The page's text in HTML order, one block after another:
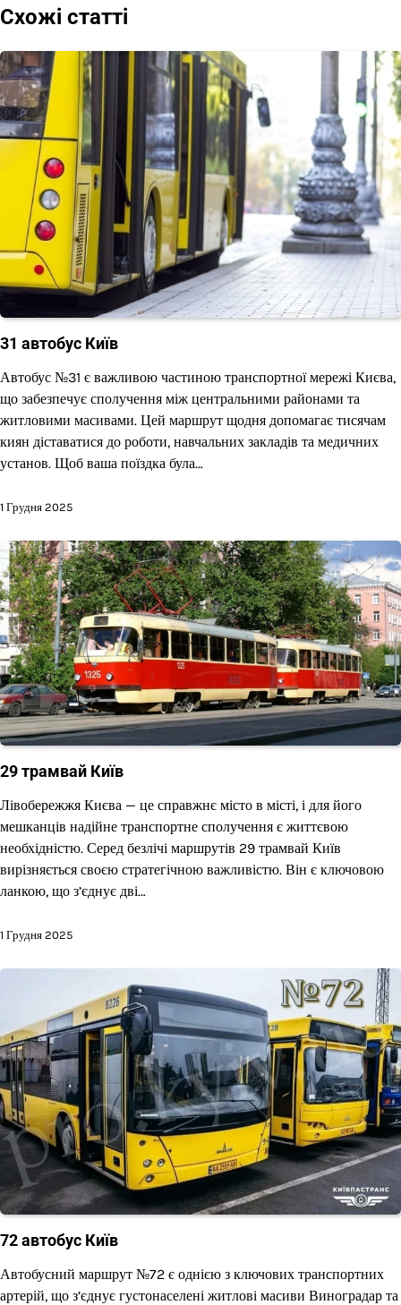
записів
Схожі статті
31 автобус Київ
Автобус №31 є важливою частиною транспортної мережі Києва,
що забезпечує сполучення між центральними районами та
житловими масивами. Цей маршрут щодня допомагає тисячам
киян діставатися до роботи, навчальних закладів та медичних
установ. Щоб ваша поїздка була…
1 Грудня 2025
29 трамвай Київ
Лівобережжя Києва — це справжнє місто в місті, і для його
мешканців надійне транспортне сполучення є життєвою
необхідністю. Серед безлічі маршрутів 29 трамвай Київ
вирізняється своєю стратегічною важливістю. Він є ключовою
ланкою, що з’єднує дві…
1 Грудня 2025
72 автобус Київ
Автобусний маршрут №72 є однією з ключових транспортних
артерій, що з’єднує густонаселені житлові масиви Виноградар та